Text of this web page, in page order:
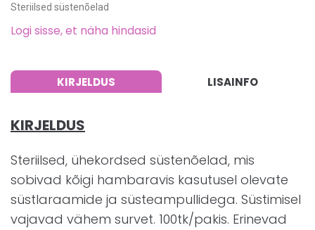
Steriilsed süstenõelad
Logi sisse, et näha hindasid
KIRJELDUS LISAINFO
KIRJELDUS
Steriilsed, ühekordsed süstenõelad, mis
sobivad kõigi hambaravis kasutusel olevate
süstlaraamide ja süsteampullidega. Süstimisel
vajavad vähem survet. 100tk/pakis. Erinevad